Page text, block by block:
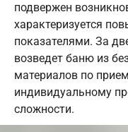
подвержен
характеризуется
показателями. За
возведет баню из
материалов по
индивидуальному
сложности.